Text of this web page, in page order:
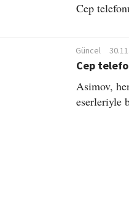
Cep
Güncel
Cep
Asimov,
eserleriyle